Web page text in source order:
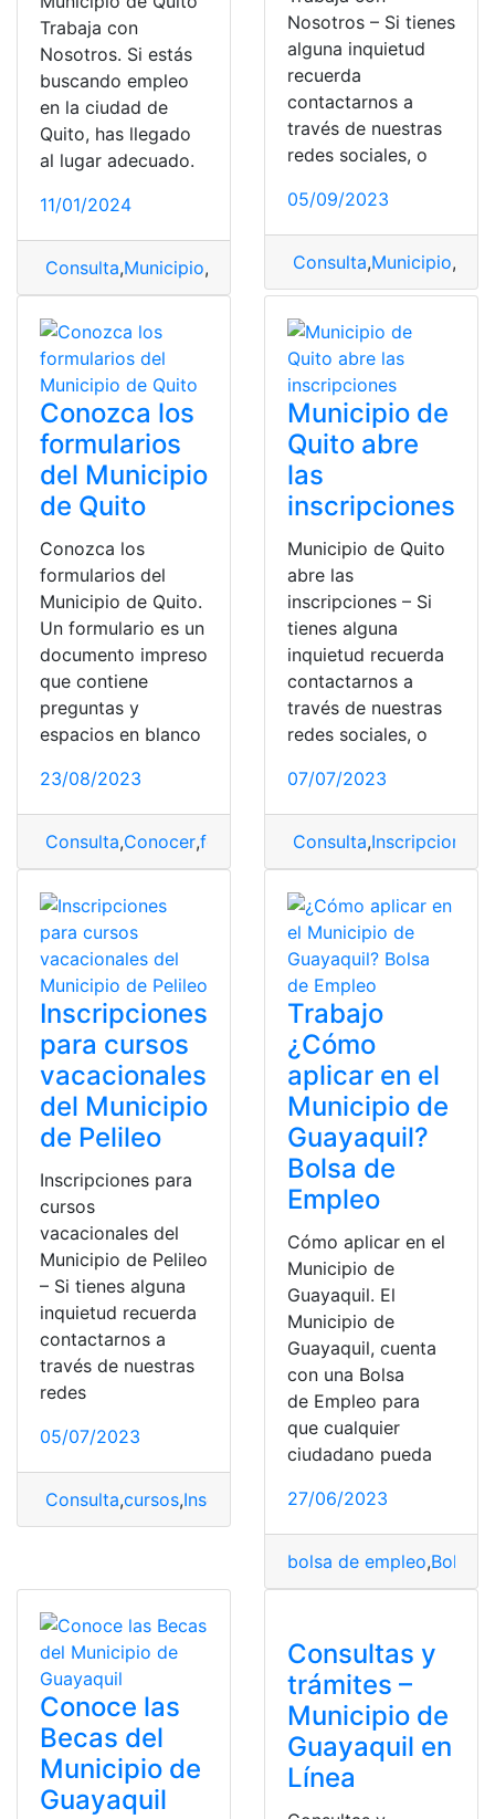
Trabaja con
Nosotros. Si estás
buscando empleo
en la ciudad de
Quito, has llegado
al lugar adecuado.
11/01/2024
Consulta,Municipio, municipio de Quito,trabaja con
Nosotros – Si tienes
alguna inquietud
recuerda
contactarnos a
través de nuestras
redes sociales, o
05/09/2023
Consulta,Municipio,
Conozca los
formularios
del Municipio
de Quito
Conozca los
formularios del
Municipio de Quito.
Un formulario es un
documento impreso
que contiene
preguntas y
espacios en blanco
23/08/2023
Consulta,Conocer,formularios,Municipio,municipio
Municipio de
Quito abre
las
inscripciones
Municipio de Quito
abre las
inscripciones – Si
tienes alguna
inquietud recuerda
contactarnos a
través de nuestras
redes sociales, o
07/07/2023
Consulta,Inscripciones
Inscripciones
para cursos
vacacionales
del Municipio
de Pelileo
Inscripciones para
cursos
vacacionales del
Municipio de Pelileo
– Si tienes alguna
inquietud recuerda
contactarnos a
través de nuestras
redes
05/07/2023
Consulta,cursos,Inscripciones,Municipio,Vacacionales
Trabajo
¿Cómo
aplicar en el
Municipio de
Guayaquil?
Bolsa de
Empleo
Cómo aplicar en el
Municipio de
Guayaquil. El
Municipio de
Guayaquil, cuenta
con una Bolsa
de Empleo para
que cualquier
ciudadano pueda
27/06/2023
bolsa de empleo,Bolsa
Conoce las
Becas del
Municipio de
Guayaquil
Consultas y
trámites –
Municipio de
Guayaquil en
Línea